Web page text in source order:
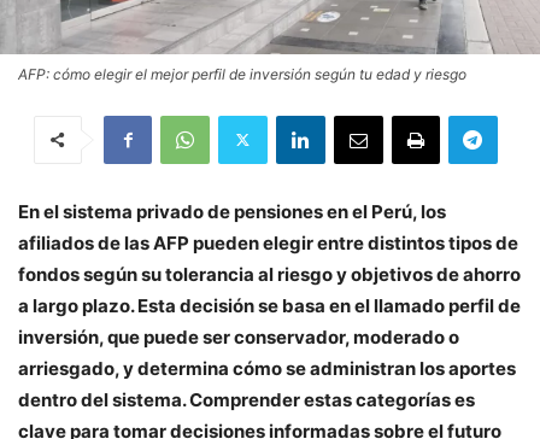
AFP: cómo elegir el mejor perfil de inversión según tu edad y riesgo
En el sistema privado de pensiones en el Perú, los
afiliados de las AFP pueden elegir entre distintos tipos de
fondos según su tolerancia al riesgo y objetivos de ahorro
a largo plazo. Esta decisión se basa en el llamado perfil de
inversión, que puede ser conservador, moderado o
arriesgado, y determina cómo se administran los aportes
dentro del sistema. Comprender estas categorías es
clave para tomar decisiones informadas sobre el futuro